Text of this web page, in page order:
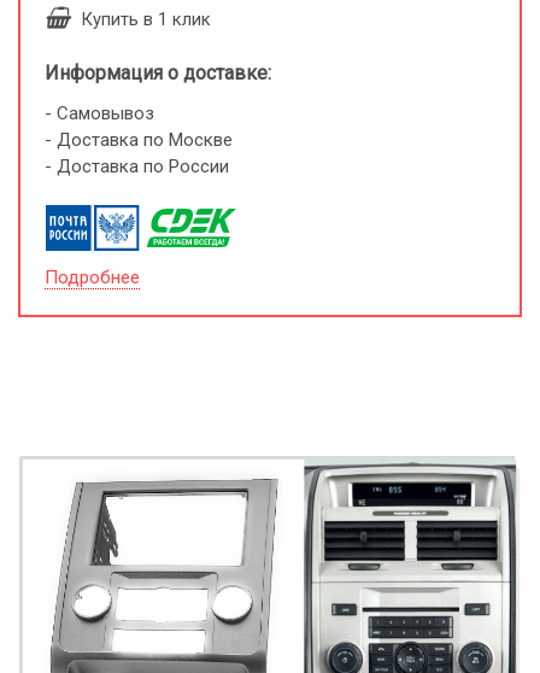
Купить в 1 клик
Информация о доставке:
- Самовывоз
- Доставка по Москве
- Доставка по России
Подробнее